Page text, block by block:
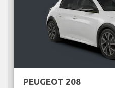
PEUGEOT 208